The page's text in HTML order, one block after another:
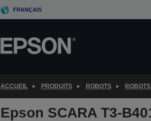
FRANÇAIS
ACCUEIL PRODUITS ROBOTS
Epson SCARA T3-